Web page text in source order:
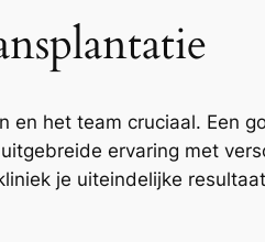
en het team cruciaal. Een
ervaring met
je uiteindelijke